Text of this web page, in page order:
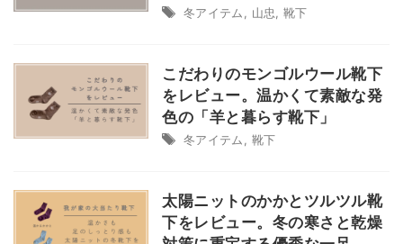
BSファイン かかと用 はらまき はらまきパンツ
冬アイテム 山忠 ,靴下
こだわりのモンゴルウール靴下
をレビュー。温かくて素敵な発
色の「羊と暮らす靴下」
冬アイテム 靴下
太陽ニットのかかとツルツル靴
下をレビュー。冬の寒さと乾燥